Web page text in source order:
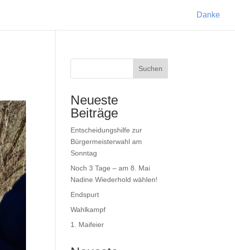
Danke
Suchen
Neueste
Beiträge
Entscheidungshilfe zur
Bürgermeisterwahl am
Sonntag
Noch 3 Tage – am 8. Mai
Nadine Wiederhold wählen!
Endspurt
Wahlkampf
1. Maifeier